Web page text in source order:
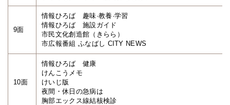
9面
情報ひろば 趣味·教養·学習
情報ひろば 施設ガイド
市民文化創造館（きらら）
市広報番組 ふなばし CITY NEWS
10面
情報ひろば 健康
けんこうメモ
けいじ版
夜間・休日の急病は
胸部エックス線結核検診